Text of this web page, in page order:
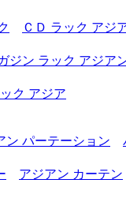
ＣＤ ラック アジ
ジン ラック アジア
ク アジア
ン パーテーション
アジアン カーテン